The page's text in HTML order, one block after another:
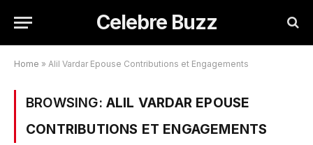
Celebre Buzz
Home » Alil Vardar Epouse Contributions et Engagements
BROWSING: ALIL VARDAR EPOUSE
CONTRIBUTIONS ET ENGAGEMENTS